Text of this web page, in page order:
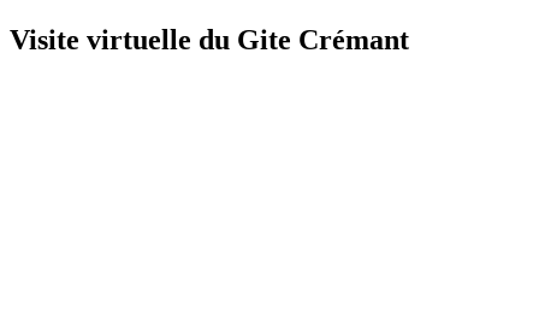
Visite virtuelle du Gite Crémant